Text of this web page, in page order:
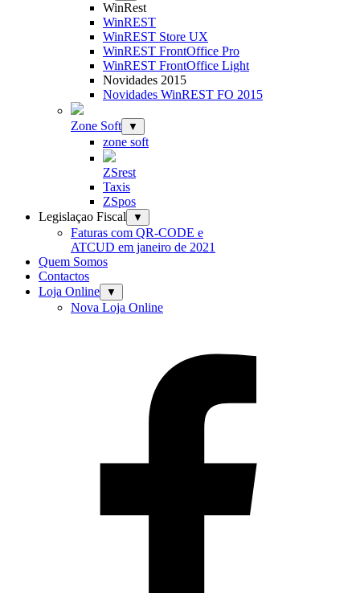
WinRest
WinREST
WinREST Store UX
WinREST FrontOffice Pro
WinREST FrontOffice Light
Novidades 2015
Novidades WinREST FO 2015
Zone Soft ▼
zone soft
ZSrest
Taxis
ZSpos
Legislaçao Fiscal
▼
Faturas com QR-CODE e
ATCUD em janeiro de 2021
Quem Somos
Contactos
Loja Online
▼
Nova Loja Online